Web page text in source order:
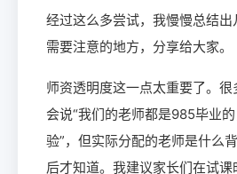
经过这么多尝试，我慢慢总结
需要注意的地方，分享给大家。
师资透明度这一点太重要了。
会说“我们的老师都是985毕业
验”，但实际分配的老师是什么
后才知道。我建议家长们在试课